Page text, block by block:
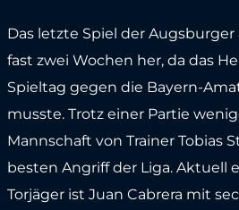
Das letzte Spiel der
fast zwei Wochen her, da das
Spieltag gegen die Bayern-
musste. Trotz einer Partie
Mannschaft von Trainer Tobias
besten Angriff der Liga. Aktuell
Torjäger ist Juan Cabrera mit